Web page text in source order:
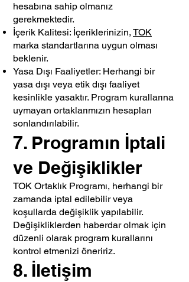
hesabına sahip olmanız
gerekmektedir.
İçerik Kalitesi: İçeriklerinizin, TOK
marka standartlarına uygun olması
beklenir.
Yasa Dışı Faaliyetler: Herhangi bir
yasa dışı veya etik dışı faaliyet
kesinlikle yasaktır. Program kurallarına
uymayan ortaklarımızın hesapları
sonlandırılabilir.
7. Programın İptali
ve Değişiklikler
TOK Ortaklık Programı, herhangi bir
zamanda iptal edilebilir veya
koşullarda değişiklik yapılabilir.
Değişikliklerden haberdar olmak için
düzenli olarak program kurallarını
kontrol etmenizi öneririz.
8. İletişim